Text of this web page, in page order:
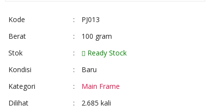
Kode :
PJ013
Berat
:
100 gram
Stok
:
Ready Stock
Kondisi
:
Baru
Kategori
:
Main Frame
Dilihat
:
2.685 kali